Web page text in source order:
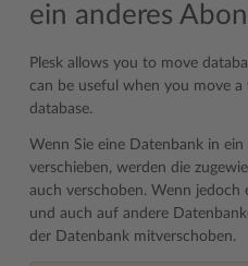
ein anderes
Plesk allows you to move
can be useful when you move
database.
Wenn Sie eine Datenbank in
verschieben, werden die
auch verschoben. Wenn jedoch
und auch auf andere
der Datenbank mitverschoben.